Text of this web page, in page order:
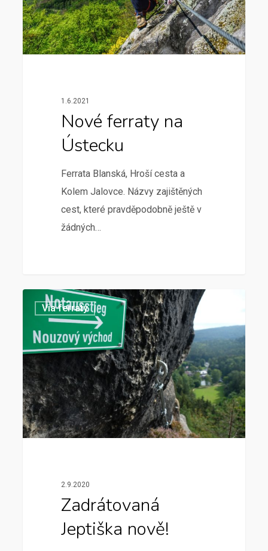
1.6.2021
Nové ferraty na
Ústecku
Ferrata Blanská, Hroší cesta a
Kolem Jalovce. Názvy zajištěných
cest, které pravděpodobně ještě v
žádných…
Via ferraty
2.9.2020
Zadrátovaná
Jeptiška nově!